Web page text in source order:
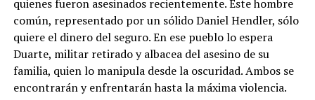
quienes fueron asesinados recientemente. Este hombre
común, representado por un sólido Daniel Hendler, sólo
quiere el dinero del seguro. En ese pueblo lo espera
Duarte, militar retirado y albacea del asesino de su
familia, quien lo manipula desde la oscuridad. Ambos se
encontrarán y enfrentarán hasta la máxima violencia.